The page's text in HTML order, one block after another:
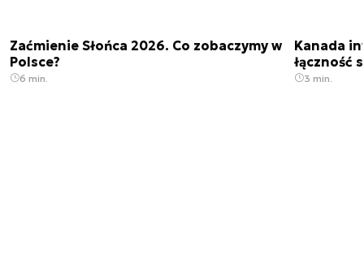
Zaćmienie Słońca 2026. Co zobaczymy w
Polsce?
6 min.
Kanada
łączność
3 min.